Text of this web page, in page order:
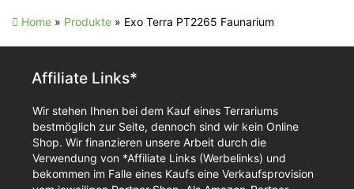
Home » Produkte » Exo Terra PT2265 Faunarium
Affiliate Links*
Wir stehen Ihnen bei dem Kauf eines Terrariums
bestmöglich zur Seite, dennoch sind wir kein Online
Shop. Wir finanzieren unsere Arbeit durch die
Verwendung von *Affiliate Links (Werbelinks) und
bekommen im Falle eines Kaufs eine Verkaufsprovision